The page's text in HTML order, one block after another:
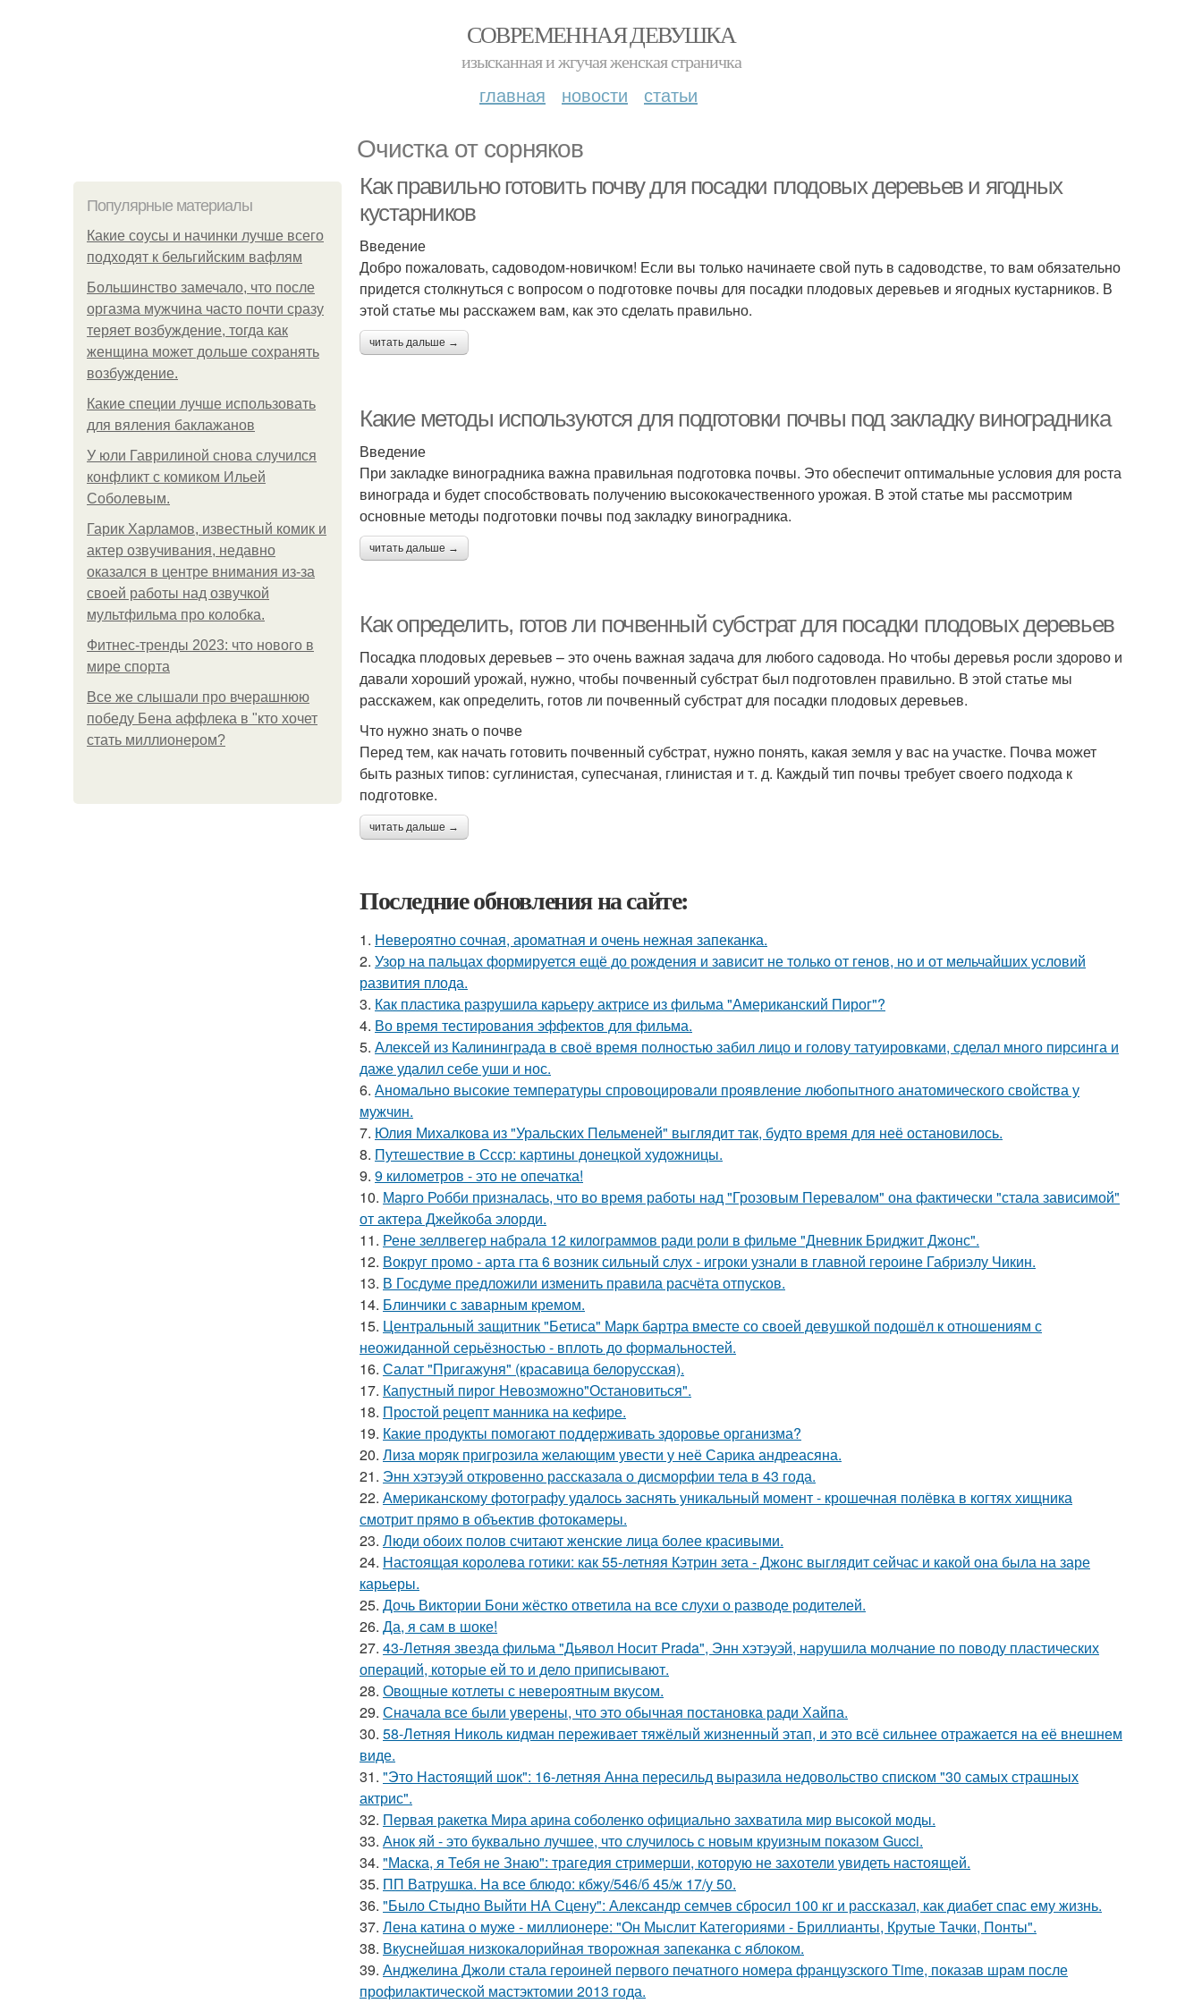
СОВРЕМЕННАЯ ДЕВУШКА
изысканная и жгучая женская страничка
главная новости статьи
Очистка от сорняков
Популярные материалы
Какие соусы и начинки лучше всего
подходят к бельгийским вафлям
Большинство замечало, что после
оргазма мужчина часто почти сразу
теряет возбуждение, тогда как
женщина может дольше сохранять
возбуждение.
Какие специи лучше использовать
для вяления баклажанов
У юли Гаврилиной снова случился
конфликт с комиком Ильей
Соболевым.
Гарик Харламов, известный комик и
актер озвучивания, недавно
оказался в центре внимания из-за
своей работы над озвучкой
мультфильма про колобка.
Фитнес-тренды 2023: что нового в
мире спорта
Все же слышали про вчерашнюю
победу Бена аффлека в "кто хочет
стать миллионером?
Как правильно готовить почву для посадки плодовых деревьев и ягодных
кустарников
Введение
Добро пожаловать, садоводом-новичком! Если вы только начинаете свой путь в садоводстве, то вам обязательно
придется столкнуться с вопросом о подготовке почвы для посадки плодовых деревьев и ягодных кустарников. В
этой статье мы расскажем вам, как это сделать правильно.
читать дальше →
Какие методы используются для подготовки почвы под закладку виноградника
Введение
При закладке виноградника важна правильная подготовка почвы. Это обеспечит оптимальные условия для роста
винограда и будет способствовать получению высококачественного урожая. В этой статье мы рассмотрим
основные методы подготовки почвы под закладку виноградника.
читать дальше →
Как определить, готов ли почвенный субстрат для посадки плодовых деревьев
Посадка плодовых деревьев – это очень важная задача для любого садовода. Но чтобы деревья росли здорово и
давали хороший урожай, нужно, чтобы почвенный субстрат был подготовлен правильно. В этой статье мы
расскажем, как определить, готов ли почвенный субстрат для посадки плодовых деревьев.
Что нужно знать о почве
Перед тем, как начать готовить почвенный субстрат, нужно понять, какая земля у вас на участке. Почва может
быть разных типов: суглинистая, супесчаная, глинистая и т. д. Каждый тип почвы требует своего подхода к
подготовке.
читать дальше →
Последние обновления на сайте:
1. Невероятно сочная, ароматная и очень нежная запеканка.
2. Узор на пальцах формируется ещё до рождения и зависит не только от генов, но и от мельчайших условий
развития плода.
3. Как пластика разрушила карьеру актрисе из фильма "Американский Пирог"?
4. Во время тестирования эффектов для фильма.
5. Алексей из Калининграда в своё время полностью забил лицо и голову татуировками, сделал много пирсинга и
даже удалил себе уши и нос.
6. Аномально высокие температуры спровоцировали проявление любопытного анатомического свойства у
мужчин.
7. Юлия Михалкова из "Уральских Пельменей" выглядит так, будто время для неё остановилось.
8. Путешествие в Ссср: картины донецкой художницы.
9. 9 километров - это не опечатка!
10. Марго Робби призналась, что во время работы над "Грозовым Перевалом" она фактически "стала зависимой"
от актера Джейкоба элорди.
11. Рене зеллвегер набрала 12 килограммов ради роли в фильме "Дневник Бриджит Джонс".
12. Вокруг промо - арта гта 6 возник сильный слух - игроки узнали в главной героине Габриэлу Чикин.
13. В Госдуме пpeдложили изменить пpaвила расчёта отпусков.
14. Блинчики с заварным кремом.
15. Центральный защитник "Бетиса" Марк бартра вместе со своей девушкой подошёл к отношениям с
неожиданной серьёзностью - вплоть до формальностей.
16. Салат "Пригажуня" (красавица белорусская).
17. Капустный пирог Невозможно"Остановиться".
18. Простой рецепт манника на кефире.
19. Какие продукты помогают поддерживать здоровье организма?
20. Лиза моряк пригрозила желающим увести у неё Сарика андреасяна.
21. Энн хэтэуэй откровенно рассказала о дисморфии тела в 43 года.
22. Американскому фотографу удалось заснять уникальный момент - крошечная полёвка в когтях хищника
смотрит прямо в объектив фотокамеры.
23. Люди обоих полов считают женские лица более красивыми.
24. Настоящая королева готики: как 55-летняя Кэтрин зета - Джонс выглядит сейчас и какой она была на заре
карьеры.
25. Дочь Виктории Бони жёстко ответила на все слухи о разводе родителей.
26. Да, я сам в шоке!
27. 43-Летняя звезда фильма "Дьявол Носит Prada", Энн хэтэуэй, нарушила молчание по поводу пластических
операций, которые ей то и дело приписывают.
28. Овощные котлеты с невероятным вкусом.
29. Сначала все были уверены, что это обычная постановка ради Хайпа.
30. 58-Летняя Николь кидман переживает тяжёлый жизненный этап, и это всё сильнее отражается на её внешнем
виде.
31. "Это Настоящий шок": 16-летняя Анна пересильд выразила недовольство списком "30 самых страшных
актрис".
32. Первая ракетка Мира арина соболенко официально захватила мир высокой моды.
33. Анок яй - это буквально лучшее, что случилось с новым круизным показом Gucci.
34. "Маска, я Тебя не Знаю": трагедия стримерши, которую не захотели увидеть настоящей.
35. ПП Ватрушка. На все блюдо: кбжу/546/б 45/ж 17/у 50.
36. "Было Стыдно Выйти НА Сцену": Александр семчев сбросил 100 кг и рассказал, как диабет спас ему жизнь.
37. Лена катина о муже - миллионере: "Он Мыслит Категориями - Бриллианты, Крутые Тачки, Понты".
38. Вкуснейшая низкокалорийная творожная запеканка с яблоком.
39. Анджелина Джоли стала героиней первого печатного номера французского Time, показав шрам после
профилактической мастэктомии 2013 года.